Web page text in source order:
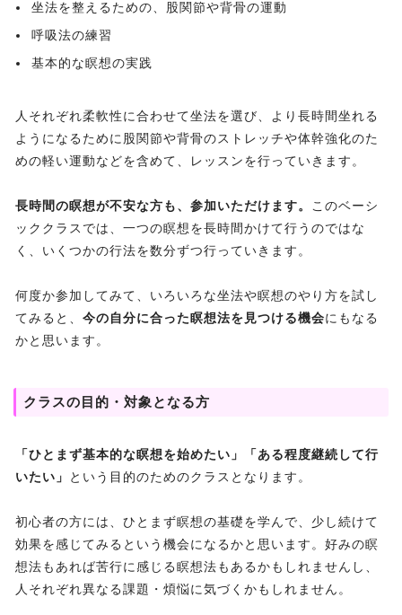
坐法を整えるための、股関節や背骨の運動
呼吸法の練習
基本的な瞑想の実践
人それぞれ柔軟性に合わせて坐法を選び、より長時間坐れる
ようになるために股関節や背骨のストレッチや体幹強化のた
めの軽い運動などを含めて、レッスンを行っていきます。
長時間の瞑想が不安な方も、参加いただけます。
このベーシ
ッククラスでは、一つの瞑想を長時間かけて行うのではな
く、いくつかの行法を数分ずつ行っていきます。
何度か参加してみて、いろいろな坐法や瞑想のやり方を試し
てみると、 今の自分に合った瞑想法を見つける機会にもなる
かと思います。
クラスの目的・対象となる方
「ひとまず基本的な瞑想を始めたい」「ある程度継続して行
いたい」
という目的のためのクラスとなります。
初心者の方には、ひとまず瞑想の基礎を学んで、少し続けて
効果を感じてみるという機会になるかと思います。好みの瞑
想法もあれば苦行に感じる瞑想法もあるかもしれませんし、
人それぞれ異なる課題・煩悩に気づくかもしれません。